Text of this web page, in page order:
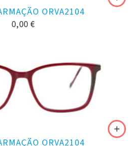
ORVA2104
0,00 €
ORVA2104